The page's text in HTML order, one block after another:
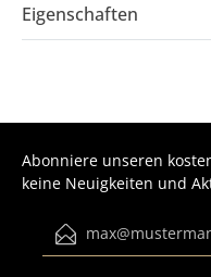
Eigenschaften
Abonniere unseren
keine Neuigkeiten und
E-Mail-Adresse*